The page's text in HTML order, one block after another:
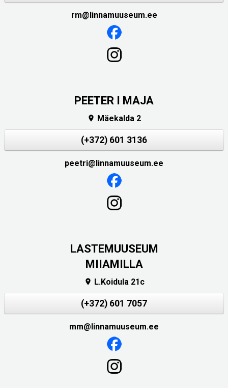
rm@linnamuuseum.ee
PEETER I MAJA
 Mäekalda 2
(+372) 601 3136
peetri@linnamuuseum.ee
LASTEMUUSEUM
MIIAMILLA
 L.Koidula 21c
(+372) 601 7057
mm@linnamuuseum.ee